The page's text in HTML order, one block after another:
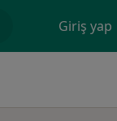
Giriş yap